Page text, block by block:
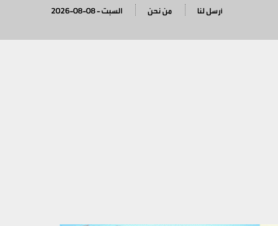
2026-08-08 - السبت من نحن أرسل لنا